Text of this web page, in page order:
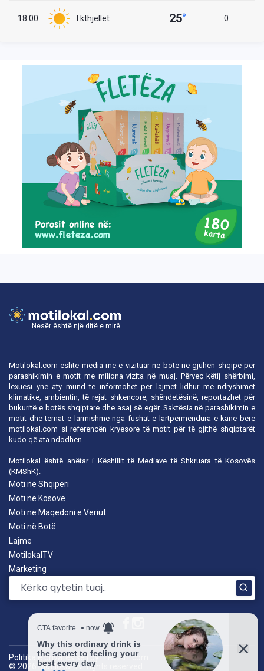
18:00 I kthjellët 25° 0
Nesër është një ditë e mirë...
Motilokal.com është media më e vizituar në botë në gjuhën shqipe për
parashikimin e motit me miliona vizita në muaj. Përveç këtij shërbimi,
lexuesi ynë aty mund të informohet për lajmet lidhur me ndryshimet
klimatike, ambientin, të rejat shkencore, shëndetësinë, reportazhet për
bukuritë e botës shqiptare dhe asaj së egër. Saktësia në parashikimin e
motit dhe temat e larmishme nga fushat e lartpërmendura e kanë bërë
motilokal.com si referencën kryesore të motit për të gjithë shqiptarët
kudo që ata ndodhen.
Motilokal është anëtar i Këshillit të Mediave të Shkruara të Kosovës
(KMShK).
Moti në Shqipëri
Moti në Kosovë
Moti në Maqedoni e Veriut
Moti në Botë
Lajme
MotilokalTV
Marketing
© 2026 Motilokal. All rights reserved
Politika e privatësisë| by: TROKIT.com